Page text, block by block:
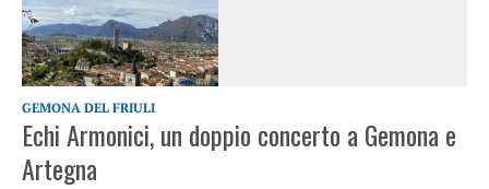
GEMONA DEL FRIULI
Echi Armonici, un doppio concerto a Gemona e
Artegna